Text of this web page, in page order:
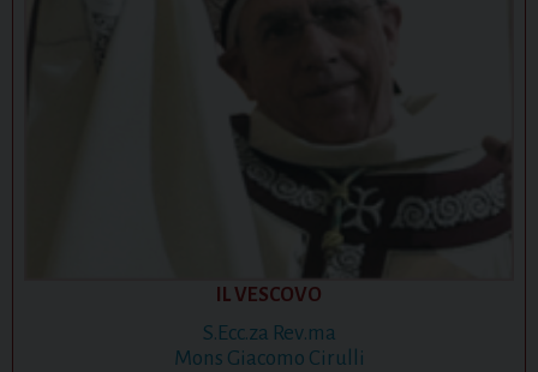
IL VESCOVO
S.Ecc.za Rev.ma
Mons Giacomo Cirulli